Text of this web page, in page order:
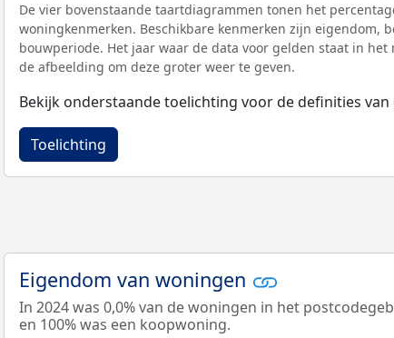
De vier bovenstaande taartdiagrammen tonen het
woningkenmerken. Beschikbare kenmerken zijn eigendom,
bouwperiode. Het jaar waar de data voor gelden staat in het
de afbeelding om deze groter weer te geven.
Bekijk onderstaande toelichting voor de definities
Toelichting
Eigendom van woningen
In 2024 was 0,0% van de woningen in het
en 100% was een koopwoning.